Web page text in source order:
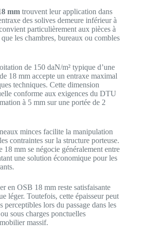
mm trouvent leur application dans
des solives demeure inférieur à
particulièrement aux pièces à
les chambres, bureaux ou combles
de 150 daN/m² typique d’une
18 mm accepte un entraxe maximal
techniques. Cette dimension
conforme aux exigences du DTU
à 5 mm sur une portée de 2
minces facilite la manipulation
contraintes sur la structure porteuse.
18 mm se négocie généralement entre
une solution économique pour les
en OSB 18 mm reste satisfaisante
léger. Toutefois, cette épaisseur peut
perceptibles lors du passage dans les
sous charges ponctuelles
massif.